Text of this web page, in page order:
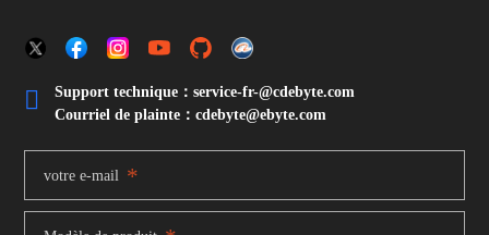

Support technique：service-fr-@cdebyte.com
Courriel de plainte：cdebyte@ebyte.com
votre e-mail *